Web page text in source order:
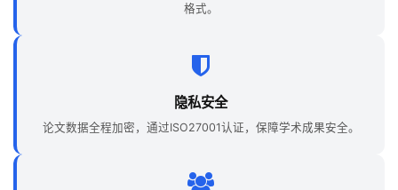
格式。
隐私安全
论文数据全程加密，通过ISO27001认证，保障学术成果安全。